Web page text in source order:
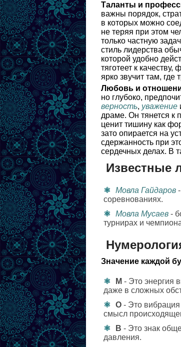
Таланты и
важны порядок,
в которых можно
не теряя при этом
только частную
стиль лидерства
которой удобно
тяготеет к
ярко звучит там, где
Любовь и
но глубоко,
верность, уважение
драме. Он тянется к
ценит тишину как
зато опирается на
сдержанность при
сердечных делах. В
Известные
Мовла Гайдаров
соревнованиях.
Мовла Мусаев -
турнирах и
Значение каждой
М - Это энергия
даже в сложных
О - Это
смысл
В - Это знак
давления.